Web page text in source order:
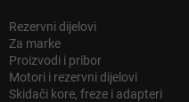
Rezervni dijelovi
Za marke
Proizvodi i pribor
Motori i rezervni dijelovi
Skidači kore, freze i adapteri